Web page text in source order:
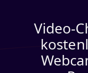
Video-